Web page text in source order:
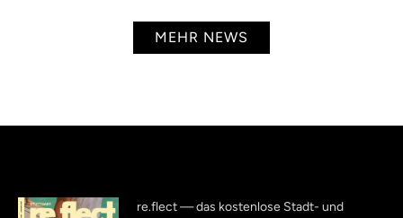
MEHR NEWS
re.flect — das kostenlose Stadt- und